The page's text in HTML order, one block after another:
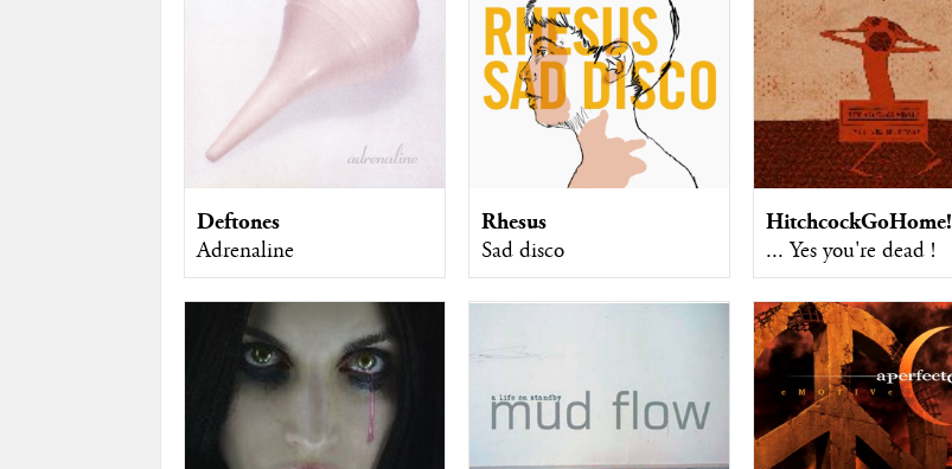
Deftones
Adrenaline
Rhesus
Sad disco
HitchcockGoHome!
... Yes you're dead !